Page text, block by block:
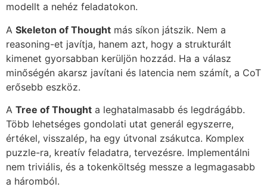
modellt a nehéz feladatokon.
A Skeleton of Thought más síkon játszik. Nem a
reasoning-et javítja, hanem azt, hogy a strukturált
kimenet gyorsabban kerüljön hozzád. Ha a válasz
minőségén akarsz javítani és latencia nem számít, a CoT
erősebb eszköz.
A Tree of Thought a leghatalmasabb és legdrágább.
Több lehetséges gondolati utat generál egyszerre,
értékel, visszalép, ha egy útvonal zsákutca. Komplex
puzzle-ra, kreatív feladatra, tervezésre. Implementálni
nem triviális, és a tokenköltség messze a legmagasabb
a háromból.